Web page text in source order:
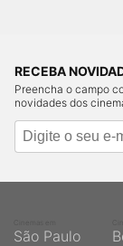
RECEBA
Preencha o campo
novidades dos
São Paulo